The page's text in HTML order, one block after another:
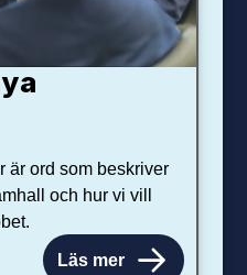
är ord som beskriver
och hur vi vill
Läs mer